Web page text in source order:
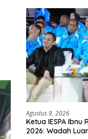
Agustus 9, 2026
Ketua IESPA Ibnu
2026: Wadah